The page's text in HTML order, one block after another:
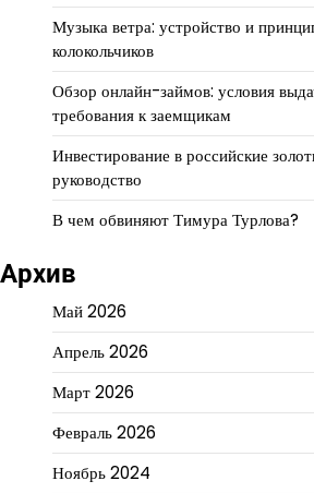
Музыка ветра: устройство и
колокольчиков
Обзор онлайн-займов: условия
требования к заемщикам
Инвестирование в российские
руководство
В чем обвиняют Тимура Турлова?
Архив
Май 2026
Апрель 2026
Март 2026
Февраль 2026
Ноябрь 2024